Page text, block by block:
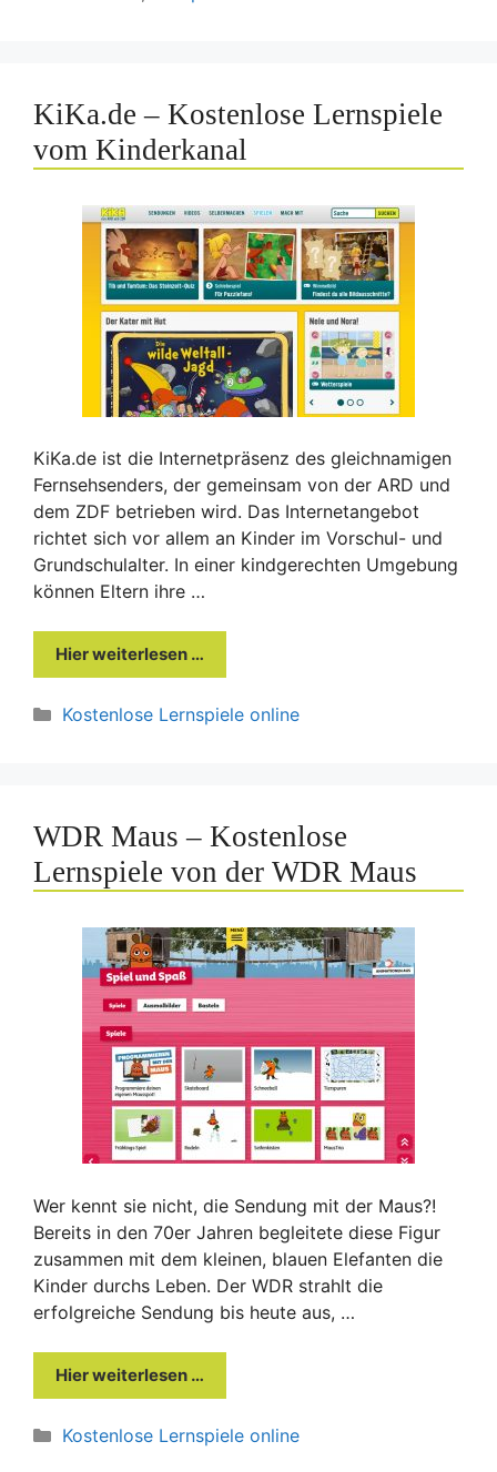
KiKa.de – Kostenlose Lernspiele
vom Kinderkanal
KiKa.de ist die Internetpräsenz des gleichnamigen
Fernsehsenders, der gemeinsam von der ARD und
dem ZDF betrieben wird. Das Internetangebot
richtet sich vor allem an Kinder im Vorschul- und
Grundschulalter. In einer kindgerechten Umgebung
können Eltern ihre …
Hier weiterlesen …
Kategorien
Kostenlose Lernspiele online
WDR Maus – Kostenlose
Lernspiele von der WDR Maus
Wer kennt sie nicht, die Sendung mit der Maus?!
Bereits in den 70er Jahren begleitete diese Figur
zusammen mit dem kleinen, blauen Elefanten die
Kinder durchs Leben. Der WDR strahlt die
erfolgreiche Sendung bis heute aus, …
Hier weiterlesen …
Kategorien
Kostenlose Lernspiele online